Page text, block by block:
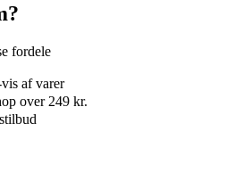
fordele
af varer
over 249 kr.